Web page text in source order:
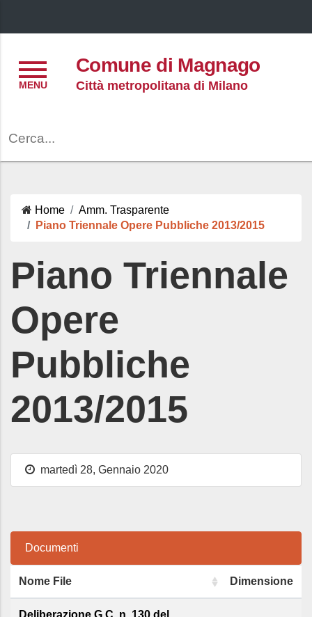
Comune di Magnago
Città metropolitana di Milano
Home
Amm. Trasparente
Piano Triennale Opere Pubbliche 2013/2015
Piano Triennale
Opere
Pubbliche
2013/2015
martedì 28, Gennaio 2020
Documenti
Nome File Dimensione
Deliberazione G.C. n. 130 del